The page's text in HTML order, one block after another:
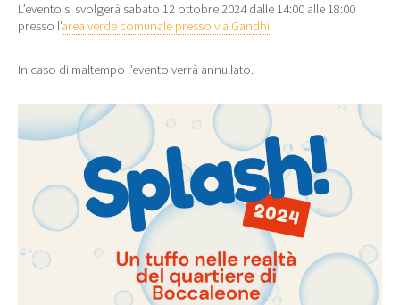
L’evento si svolgerà sabato 12 ottobre 2024 dalle 14:00 alle 18:00
presso l’area verde comunale presso via Gandhi.
In caso di maltempo l’evento verrà annullato.